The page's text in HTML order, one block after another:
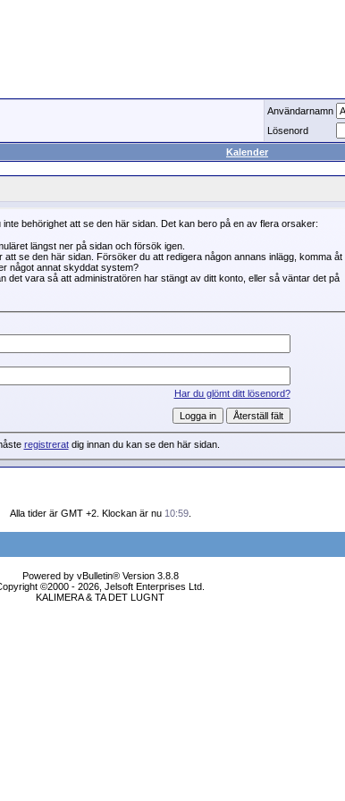
Användarnamn
Lösenord
Kalender
behörighet att se den här sidan. Det kan bero på en av flera orsaker:
längst ner på sidan och försök igen.
att se den här sidan. Försöker du att redigera någon annans inlägg, komma åt
något annat skyddat system?
det vara så att administratören har stängt av ditt konto, eller så väntar det på
Har du glömt ditt lösenord?
registreratdig innan du kan se den här sidan.
Alla tider är GMT +2. Klockan är nu 10:59.
Powered by vBulletin® Version 3.8.8
©2000 - 2026, Jelsoft Enterprises Ltd.
KALIMERA & TA DET LUGNT